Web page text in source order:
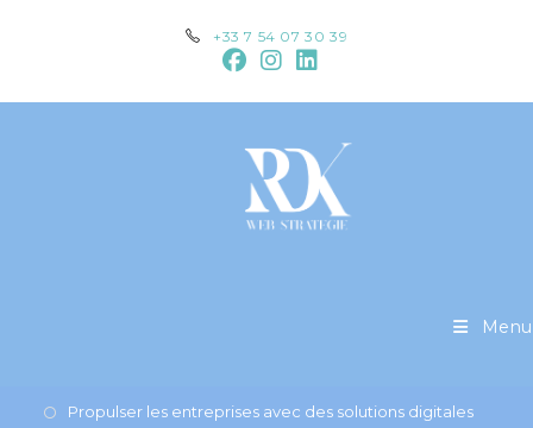
+33 7 54 07 30 39
Menu
Propulser les entreprises avec des solutions digitales